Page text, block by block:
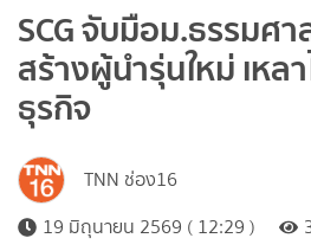
SCG จับมือม.ธรรมศ
สร้างผู้นำรุ่นใหม่ เหล
ธุรกิจ
TNN ช่อง16
19 มิถุนายน 2569 ( 12:29 )